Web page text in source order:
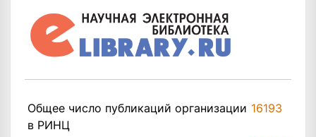
Общее число публикаций организации
в РИНЦ
16193